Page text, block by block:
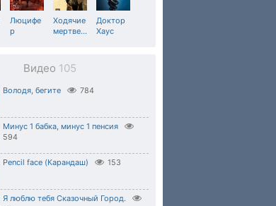
Люцифе
р
Ходячие
мертве…
Доктор
Хаус
Видео 105
Володя, бегите 784
Минус 1 бабка, минус 1 пенсия
594
Pencil face (Карандаш) 153
Я люблю тебя Сказочный Город.